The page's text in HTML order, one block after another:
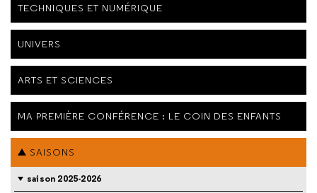
TECHNIQUES ET NUMÉRIQUE
UNIVERS
ARTS ET SCIENCES
MA PREMIÈRE CONFÉRENCE : LE COIN DES ENFANTS
SAISONS
saison 2025-2026